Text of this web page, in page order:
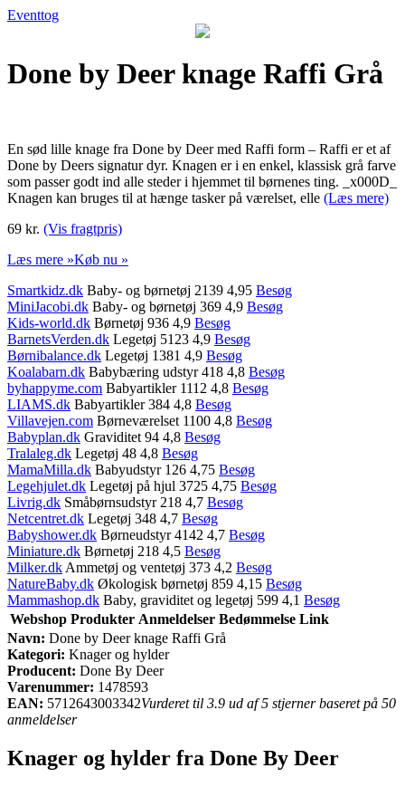
Eventtog
Done by Deer knage Raffi Grå
En sød lille knage fra Done by Deer med Raffi form – Raffi er et af
Done by Deers signatur dyr. Knagen er i en enkel, klassisk grå farve
som passer godt ind alle steder i hjemmet til børnenes ting. _x000D_
Knagen kan bruges til at hænge tasker på værelset, elle (Læs mere)
69 kr. (Vis fragtpris)
Læs mere »Køb nu »
Smartkidz.dk Baby- og børnetøj 2139 4,95 Besøg
MiniJacobi.dk Baby- og børnetøj 369 4,9 Besøg
Kids-world.dk Børnetøj 936 4,9 Besøg
BarnetsVerden.dk Legetøj 5123 4,9 Besøg
Børnibalance.dk Legetøj 1381 4,9 Besøg
Koalabarn.dk Babybæring udstyr 418 4,8 Besøg
byhappyme.com Babyartikler 1112 4,8 Besøg
LIAMS.dk Babyartikler 384 4,8 Besøg
Villavejen.com Børneværelset 1100 4,8 Besøg
Babyplan.dk Graviditet 94 4,8 Besøg
Tralaleg.dk Legetøj 48 4,8 Besøg
MamaMilla.dk Babyudstyr 126 4,75 Besøg
Legehjulet.dk Legetøj på hjul 3725 4,75 Besøg
Livrig.dk Småbørnsudstyr 218 4,7 Besøg
Netcentret.dk Legetøj 348 4,7 Besøg
Babyshower.dk Børneudstyr 4142 4,7 Besøg
Miniature.dk Børnetøj 218 4,5 Besøg
Milker.dk Ammetøj og ventetøj 373 4,2 Besøg
NatureBaby.dk Økologisk børnetøj 859 4,15 Besøg
Mammashop.dk Baby, graviditet og legetøj 599 4,1 Besøg
Webshop Produkter Anmeldelser Bedømmelse Link
Navn: Done by Deer knage Raffi Grå
Kategori: Knager og hylder
Producent: Done By Deer
Varenummer: 1478593
EAN: 5712643003342Vurderet til 3.9 ud af 5 stjerner baseret på 50
anmeldelser
Knager og hylder fra Done By Deer